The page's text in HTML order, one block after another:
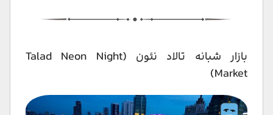
بازار شبانه تالاد نئون (Talad Neon Night
Market)